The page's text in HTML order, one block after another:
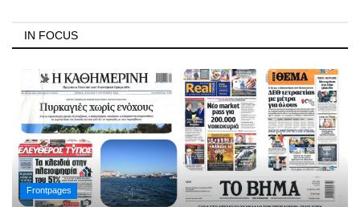
IN FOCUS
Frontpages